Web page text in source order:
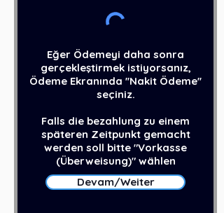
Eğer Ödemeyi daha sonra
gerçekleştirmek istiyorsanız,
Ödeme Ekranında ''Nakit Ödeme''
seçiniz.
Falls die bezahlung zu einem
späteren Zeitpunkt gemacht
werden soll bitte "Vorkasse
(Überweisung)" wählen​​
Devam/Weiter